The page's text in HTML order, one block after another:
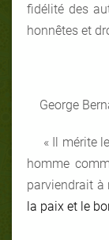
fidélité des
honnêtes et
George
« Il mérite
homme
parviendrait à
la paix et le